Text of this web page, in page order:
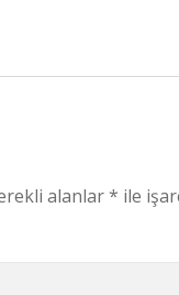
alanlar* ile